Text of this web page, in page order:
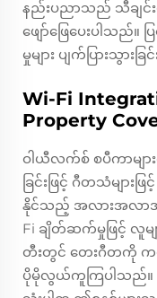
နည်းပညာသည် သီချင်
ဖျော်ဖြေပေးပါသည်
မှုများ ပျက်ပြားသွား
Wi-Fi
Property
ဝါယီလက်စ် စပီကာမျာ
ခြင်းဖြင့် ဂီတသံများ
နိုင်သည့် အလားအလာအ
Fi ချိတ်ဆက်မှုဖြင့် လူ
တီးတွင် တေးဂီတကို က
ပိုမိုလွယ်ကူကြပါသည်။